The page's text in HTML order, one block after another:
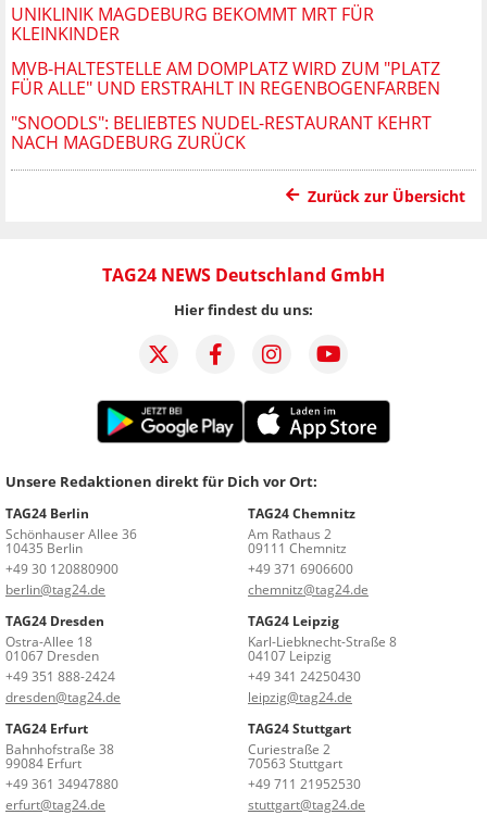
UNIKLINIK MAGDEBURG BEKOMMT MRT FÜR
KLEINKINDER
MVB-HALTESTELLE AM DOMPLATZ WIRD ZUM "PLATZ
FÜR ALLE" UND ERSTRAHLT IN REGENBOGENFARBEN
"SNOODLS": BELIEBTES NUDEL-RESTAURANT KEHRT
NACH MAGDEBURG ZURÜCK
Zurück zur Übersicht
TAG24 NEWS Deutschland GmbH
Hier findest du uns:
Unsere Redaktionen direkt für Dich vor Ort:
TAG24 Berlin
Schönhauser Allee 36
10435 Berlin
+49 30 120880900
berlin@tag24.de
TAG24 Chemnitz
Am Rathaus 2
09111 Chemnitz
+49 371 6906600
chemnitz@tag24.de
TAG24 Dresden
Ostra-Allee 18
01067 Dresden
+49 351 888-2424
dresden@tag24.de
TAG24 Leipzig
Karl-Liebknecht-Straße 8
04107 Leipzig
+49 341 24250430
leipzig@tag24.de
TAG24 Erfurt
Bahnhofstraße 38
99084 Erfurt
+49 361 34947880
erfurt@tag24.de
TAG24 Stuttgart
Curiestraße 2
70563 Stuttgart
+49 711 21952530
stuttgart@tag24.de